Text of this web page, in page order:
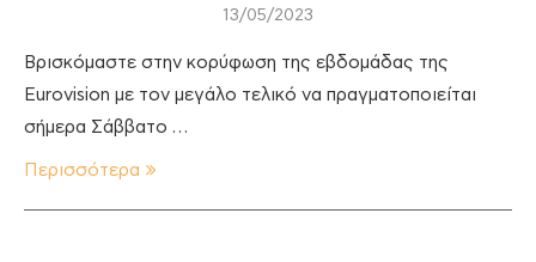
13/05/2023
Βρισκόμαστε στην κορύφωση της εβδομάδας της
Eurovision με τον μεγάλο τελικό να πραγματοποιείται
σήμερα Σάββατο …
Περισσότερα